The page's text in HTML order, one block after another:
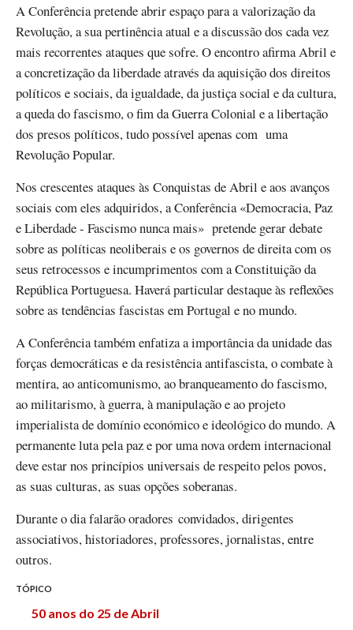
A Conferência pretende abrir espaço para a valorização da
Revolução, a sua pertinência atual e a discussão dos cada vez
mais recorrentes ataques que sofre. O encontro afirma Abril e
a concretização da liberdade através da aquisição dos direitos
políticos e sociais, da igualdade, da justiça social e da cultura,
a queda do fascismo, o fim da Guerra Colonial e a libertação
dos presos políticos, tudo possível apenas com uma
Revolução Popular.
Nos crescentes ataques às Conquistas de Abril e aos avanços
sociais com eles adquiridos, a Conferência «Democracia, Paz
e Liberdade - Fascismo nunca mais» pretende gerar debate
sobre as políticas neoliberais e os governos de direita com os
seus retrocessos e incumprimentos com a Constituição da
República Portuguesa. Haverá particular destaque às reflexões
sobre as tendências fascistas em Portugal e no mundo.
A Conferência também enfatiza a importância da unidade das
forças democráticas e da resistência antifascista, o combate à
mentira, ao anticomunismo, ao branqueamento do fascismo,
ao militarismo, à guerra, à manipulação e ao projeto
imperialista de domínio económico e ideológico do mundo. A
permanente luta pela paz e por uma nova ordem internacional
deve estar nos princípios universais de respeito pelos povos,
as suas culturas, as suas opções soberanas.
Durante o dia falarão oradores convidados, dirigentes
associativos, historiadores, professores, jornalistas, entre
outros.
TÓPICO
50 anos do 25 de Abril